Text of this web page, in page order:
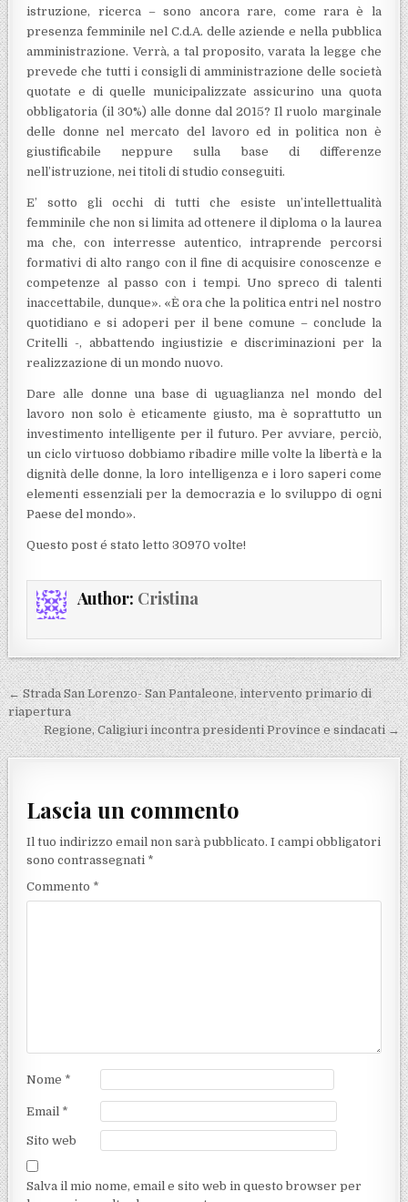
istruzione, ricerca – sono ancora rare, come rara è la
presenza femminile nel C.d.A. delle aziende e nella pubblica
amministrazione. Verrà, a tal proposito, varata la legge che
prevede che tutti i consigli di amministrazione delle società
quotate e di quelle municipalizzate assicurino una quota
obbligatoria (il 30%) alle donne dal 2015? Il ruolo marginale
delle donne nel mercato del lavoro ed in politica non è
giustificabile neppure sulla base di differenze
nell’istruzione, nei titoli di studio conseguiti.
E’ sotto gli occhi di tutti che esiste un’intellettualità
femminile che non si limita ad ottenere il diploma o la laurea
ma che, con interresse autentico, intraprende percorsi
formativi di alto rango con il fine di acquisire conoscenze e
competenze al passo con i tempi. Uno spreco di talenti
inaccettabile, dunque». «È ora che la politica entri nel nostro
quotidiano e si adoperi per il bene comune – conclude la
Critelli -, abbattendo ingiustizie e discriminazioni per la
realizzazione di un mondo nuovo.
Dare alle donne una base di uguaglianza nel mondo del
lavoro non solo è eticamente giusto, ma è soprattutto un
investimento intelligente per il futuro. Per avviare, perciò,
un ciclo virtuoso dobbiamo ribadire mille volte la libertà e la
dignità delle donne, la loro intelligenza e i loro saperi come
elementi essenziali per la democrazia e lo sviluppo di ogni
Paese del mondo».
Questo post é stato letto 30970 volte!
Author: Cristina
Navigazione articoli
← Strada San Lorenzo- San Pantaleone, intervento primario di
riapertura
Regione, Caligiuri incontra presidenti Province e sindacati →
Lascia un commento
Il tuo indirizzo email non sarà pubblicato. I campi obbligatori
sono contrassegnati *
Commento *
Nome *
Email *
Sito web
Salva il mio nome, email e sito web in questo browser per